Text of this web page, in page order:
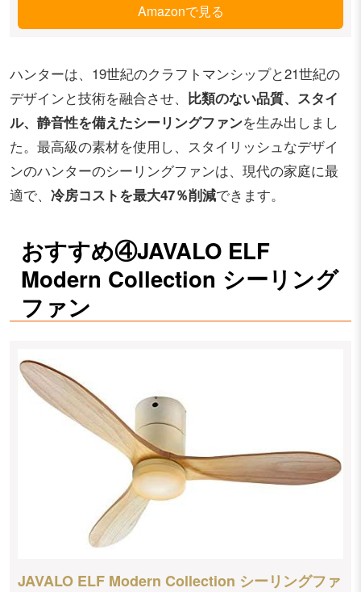
Amazonで見る
ハンターは、19世紀のクラフトマンシップと21世紀の
デザインと技術を融合させ、 比類のない品質、スタイ
ル、静音性を備えたシーリングファンを生み出しまし
た。最高級の素材を使用し、スタイリッシュなデザイ
ンのハンターのシーリングファンは、現代の家庭に最
適で、 冷房コストを最大47％削減できます。
おすすめ④JAVALO ELF
Modern Collection シーリング
ファン
JAVALO ELF Modern Collection シーリングファ